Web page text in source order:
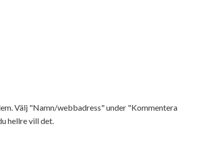
Välj "Namn/webbadress" under "Kommentera
hellre vill det.